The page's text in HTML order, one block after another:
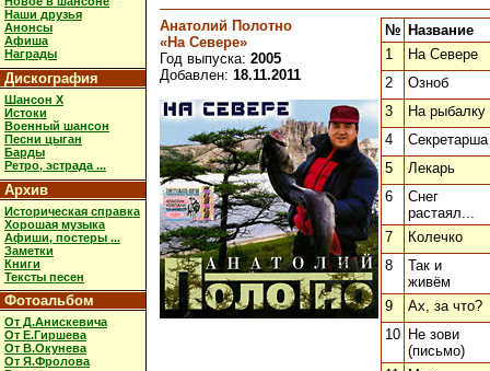
Наши друзья
Анонсы
Афиша
Награды
Дискография
Шансон X
Истоки
Военный шансон
Песни цыган
Барды
Ретро, эстрада ...
Архив
Историческая справка
Хорошая музыка
Афиши, постеры ...
Заметки
Книги
Тексты песен
Фотоальбом
От Д.Анискевича
От Е.Гиршева
От В.Окунева
От Я.Фролова
Анатолий Полотно
«На Севере»
Год выпуска: 2005
Добавлен: 18.11.2011
№ Название
1
На Севере
2
Озноб
3
На рыбалку
4
Секретарша
5
Лекарь
6
Снег
растаял...
7
Колечко
8
Так и
живём
9
Ах, за что?
10 Не зови
(письмо)